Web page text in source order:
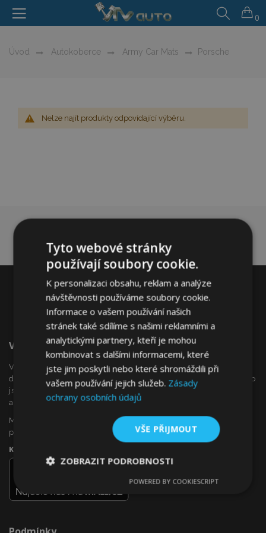
0
Úvod Autokoberce Army Car Mats Porsche
Nelze najít produkty odpovídající výběru.
Vítejte Na VTVauto.cz
VTVauto je maloobchodním prodejcem a velkoobchodním
dodavatelem autopříslušenství a autodoplňků v Evropě, jako
jsou např .: ozdobné kryty kol (poklice), okenní deflektory,
autopotahy, autorohože, chromové kryty a rámy, ...
Máte zájem o dropshipping, nebo se chcete stát naším
partnerem?
Kontaktujte nás ještě dnes!
Tyto webové stránky
používají soubory cookie.
K personalizaci obsahu, reklam a analýze
návštěvnosti používáme soubory cookie.
Informace o vašem používání našich
stránek také sdílíme s našimi reklamními a
analytickými partnery, kteří je mohou
kombinovat s dalšími informacemi, které
jste jim poskytli nebo které shromáždili při
vašem používání jejich služeb. Zásady
ochrany osobních údajů
VŠE PŘIJMOUT
ZOBRAZIT PODROBNOSTI
nutné
Výkonové
soubory
Soubory
POWERED BY COOKIESCRIPT